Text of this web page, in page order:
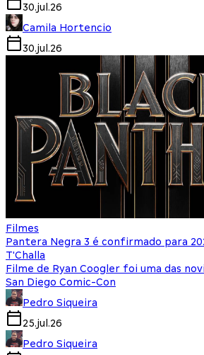
30.jul.26
Camila Hortencio
30.jul.26
Filmes
Pantera Negra 3 é confirmado para
T'Challa
Filme de Ryan Coogler foi uma das
San Diego Comic-Con
Pedro Siqueira
25.jul.26
Pedro Siqueira